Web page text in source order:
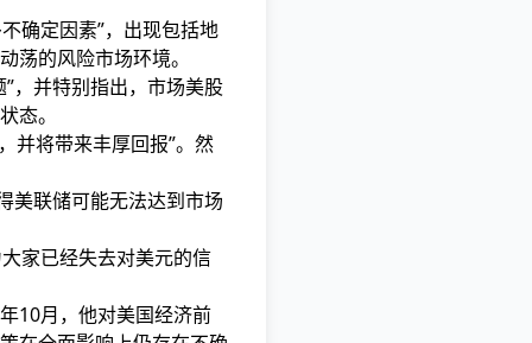
确定因素”，出现包括地
荡的风险市场环境。
，并特别指出，市场美股
态。
并将带来丰厚回报”。然
美联储可能无法达到市场
家已经失去对美元的信
10月，他对美国经济前